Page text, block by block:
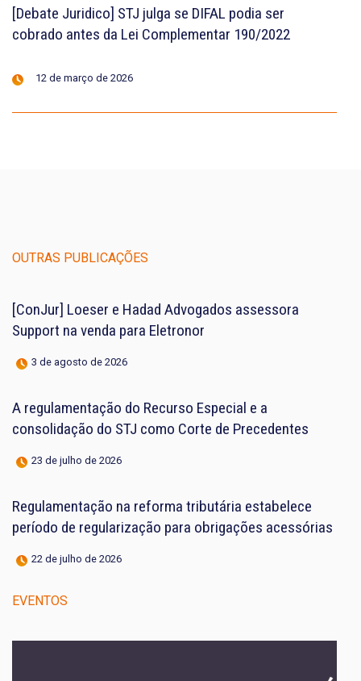
[Debate Juridico] STJ julga se DIFAL podia ser
cobrado antes da Lei Complementar 190/2022
12 de março de 2026
OUTRAS PUBLICAÇÕES
[ConJur] Loeser e Hadad Advogados assessora
Support na venda para Eletronor
3 de agosto de 2026
A regulamentação do Recurso Especial e a
consolidação do STJ como Corte de Precedentes
23 de julho de 2026
Regulamentação na reforma tributária estabelece
período de regularização para obrigações acessórias
22 de julho de 2026
EVENTOS